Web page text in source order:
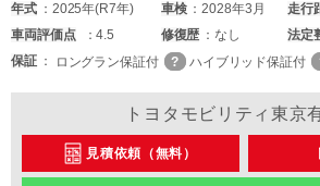
年式 2025年(R7年) 車検 2028年3月 走行
車両評価点 4.5 修復歴 なし 法定
保証
ロングラン保証付 ハイブリッド保証付
トヨタモビリティ東京
見積依頼（無料）